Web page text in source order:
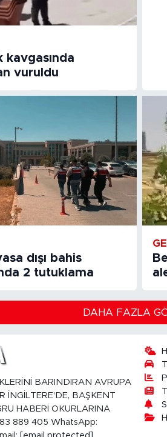
kavgasında
vuruldu
dışı bahis
2 tutuklama
DAHA FAZLA
BARINDIRAN AVRUPA
İNGİLTERE'DE, BAŞKENT
HABERİ OKURLARINA
889 405 WhatsApp: